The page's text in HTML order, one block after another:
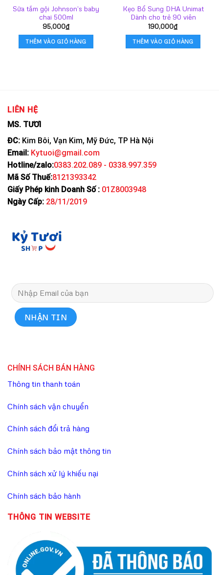
Sữa tắm gội Johnson’s baby
chai 500ml
95,000₫
THÊM VÀO GIỎ HÀNG
Kẹo Bổ Sung DHA Unimat
Dành cho trẻ 90 viên
190,000₫
THÊM VÀO GIỎ HÀNG
LIÊN HỆ
MS. TƯƠI
ĐC: Kim Bôi, Vạn Kim, Mỹ Đức, TP Hà Nội
Email: Kytuoi@gmail.com
Hotline/zalo:0383.202.089 - 0338.997.359
Mã Số Thuế:8121393342
Giấy Phép kinh Doanh Số : 01Z8003948
Ngày Cấp: 28/11/2019
CHÍNH SÁCH BÁN HÀNG
Thông tin thanh toán
Chính sách vận chuyển
Chính sách đổi trả hàng
Chính sách bảo mật thông tin
Chính sách xử lý khiếu nại
Chính sách bảo hành
THÔNG TIN WEBSITE